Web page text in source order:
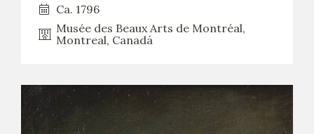
Ca. 1796
Musée des Beaux Arts de Montréal,
Montreal, Canadá